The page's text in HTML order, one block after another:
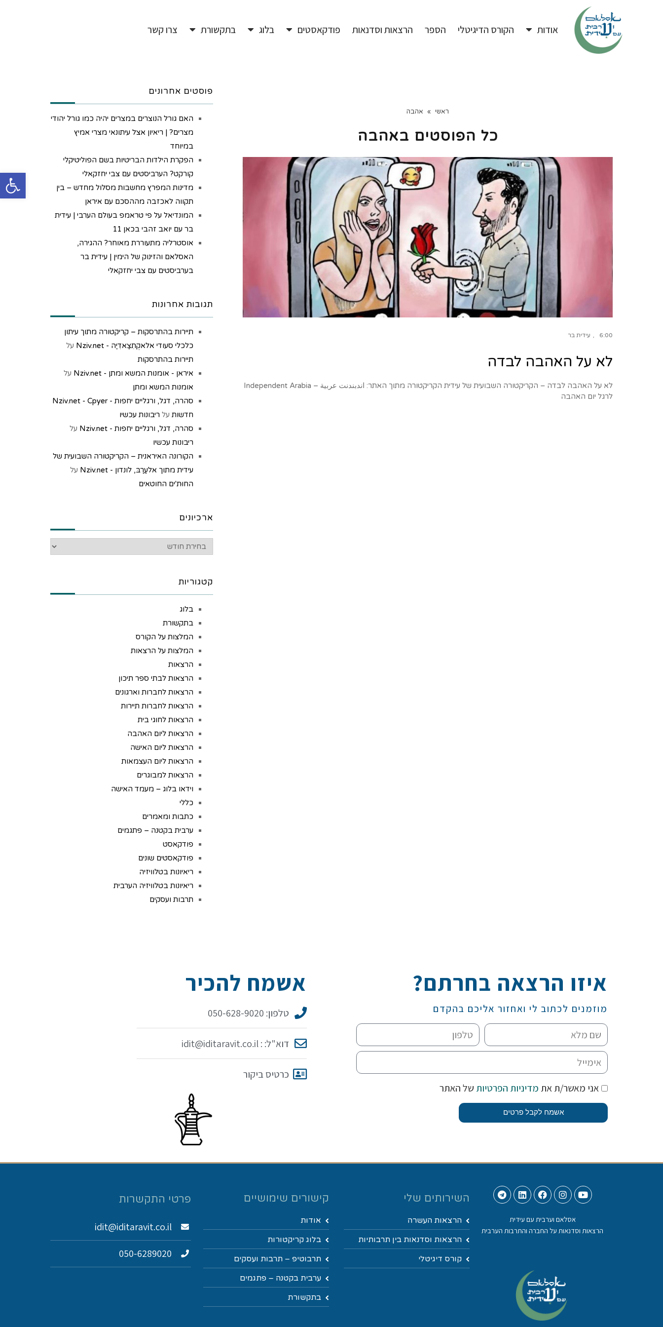
אודות הקורס הדיגיטלי הספר הרצאות וסדנאות פודקאסטים בלוג בתקשורת צרו קשר
ראשי » אהבה
כל הפוסטים באהבה
6:00 עידית בר
לא על האהבה לבדה
לא על האהבה לבדה – הקריקטורה השבועית של עידית הקריקטורה מתוך האתר: اندبندنت عربية – Independent Arabia
לרגל יום האהבה
פוסטים אחרונים
האם גורל הנוצרים במצרים יהיה כמו גורל יהודי
מצרים? | ריאיון אצל עיתונאי מצרי אמיץ
במיוחד
הפקרת הילדות הבריטיות בשם הפוליטיקלי
קורקט? הערביסטים עם צבי יחזקאלי
מדינות המפרץ מחשבות מסלול מחדש – בין
תקווה לאכזבה מההסכם עם איראן
המונדיאל על פי טראמפ בעולם הערבי | עידית
בר עם יואב זהבי בכאן 11
אוסטרליה מתעוררת מאוחר? ההגירה,
האסלאם והזינוק של הימין | עידית בר
בערביסטים עם צבי יחזקאלי
תגובות אחרונות
תיירות בהתרסקות – קריקטורה מתוך עיתון
כלכלי סעודי אלאקְתִצַאדִיַה - Nziv.net
על
תיירות בהתרסקות
איראן - אומנות המשא ומתן - Nziv.net
על
אומנות המשא ומתן
סהרה, דגל, ורגליים יחפות - Nziv.net - Cpyer
חדשות על ריבונות עכשיו
סהרה, דגל, ורגליים יחפות - Nziv.net
על
ריבונות עכשיו
הקורונה האיראנית – הקריקטורה השבועית של
עידית מתוך אלעַרַבּ, לונדון - Nziv.net
על
החוּת'ים החוטאים
ארכיונים
קטגוריות
בלוג
בתקשורת
המלצות על הקורס
המלצות על הרצאות
הרצאות
הרצאות לבתי ספר תיכון
הרצאות לחברות וארגונים
הרצאות לחברות תיירות
הרצאות לחוגי בית
הרצאות ליום האהבה
הרצאות ליום האישה
הרצאות ליום העצמאות
הרצאות למבוגרים
וידאו בלוג – מעמד האישה
כללי
כתבות ומאמרים
ערבית בקטנה – פתגמים
פודקאסט
פודקאסטים שונים
ריאיונות בטלוויזיה
ריאיונות בטלוויזיה הערבית
תרבות ועסקים
איזו הרצאה בחרתם?
מוזמנים לכתוב לי ואחזור אליכם בהקדם
אני מאשר/ת את מדיניות הפרטיות של האתר
אשמח לקבל פרטים
אשמח להכיר
טלפון: 050-628-9020
דוא"ל: : idit@iditaravit.co.il
כרטיס ביקור
אסלאם וערבית עם עידית
הרצאות וסדנאות על החברה והתרבות הערבית
השירותים שלי
הרצאות העשרה
הרצאות וסדנאות בין תרבותיות
קורס דיגיטלי
קישורים שימושיים
אודות
בלוג קריקטורות
תרבוטיפ – תרבות ועסקים
ערבית בקטנה – פתגמים
בתקשורת
פרטי התקשרות
idit@iditaravit.co.il
050-6289020